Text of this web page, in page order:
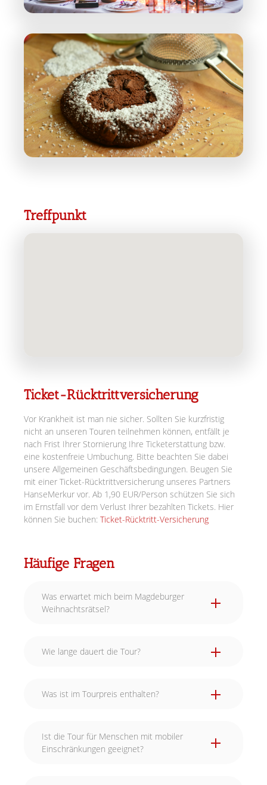
Treffpunkt
Ticket-Rücktrittversicherung
Vor Krankheit ist man nie sicher. Sollten Sie kurzfristig
nicht an unseren Touren teilnehmen können, entfällt je
nach Frist Ihrer Stornierung Ihre Ticketerstattung bzw.
eine kostenfreie Umbuchung. Bitte beachten Sie dabei
unsere Allgemeinen Geschäftsbedingungen. Beugen Sie
mit einer Ticket-Rücktrittversicherung unseres Partners
HanseMerkur vor. Ab 1,90 EUR/Person schützen Sie sich
im Ernstfall vor dem Verlust Ihrer bezahlten Tickets. Hier
können Sie buchen: Ticket-Rücktritt-Versicherung
Häufige Fragen
Was erwartet mich beim Magdeburger
Weihnachtsrätsel?
Wie lange dauert die Tour?
Was ist im Tourpreis enthalten?
Ist die Tour für Menschen mit mobiler
Einschränkungen geeignet?